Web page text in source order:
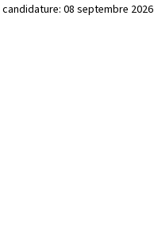
08 septembre 2026